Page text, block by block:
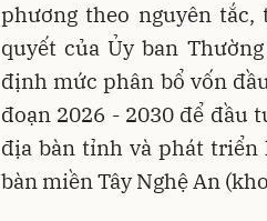
phương theo nguyên
quyết của Ủy ban
định mức phân bổ vốn
đoạn 2026 - 2030 để đầu
địa bàn tỉnh và phát
bàn miền Tây Nghệ An